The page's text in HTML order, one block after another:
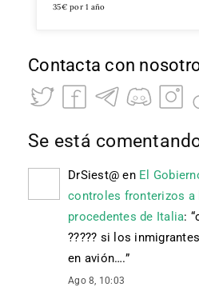
35€ por 1 año
Contacta con
Se está
DrSiest@ en El
controles fronterizos a
procedentes de Italia: “
????? si los
en avión….”
Ago 8, 10:03